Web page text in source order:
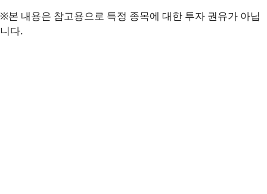
※본 내용은 참고용으로 특정 종목에 대한 투자 권유가 아닙
니다.